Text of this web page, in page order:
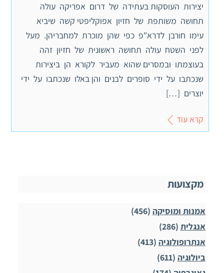
יצירות העוסקות בעתידה של דרום אפריקה עולה
תחושה משותפת של חזיון אפוקליפטי קשה שיביא
עימו חורבן לדרא"פ כפי שהן מוכרת למחבריהן. מעל
לפני השטח עולה תחושה ראשונית של חזיון זהה
בעוצמתו ובמסרים שהוא מעביר לקורא הן ביצירות
שנכתבו על ידי סופרים לבנים והן באלו שנכתבו על ידי
יוצרים […]
קרא עוד
מקצועות
אמנות ומוסיקה (456)
אנגלית (286)
אנתרופולוגיה (413)
ביולוגיה (611)